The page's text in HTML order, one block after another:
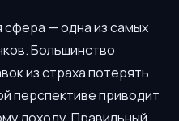
— одна из самых
Большинство
из страха потерять
перспективе приводит